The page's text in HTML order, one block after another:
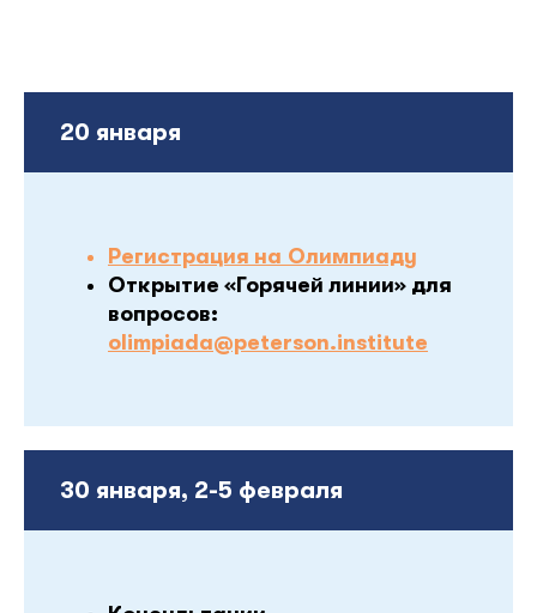
20 января
Регистрация на Олимпиаду
Открытие «Горячей линии» для
вопросов:
olimpiada@peterson.institute
30 января, 2-5 февраля